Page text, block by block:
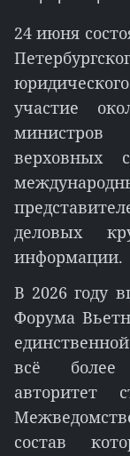
24 июня
участие
министров
верховных
деловых
информации.
В 2026 году
Форума
всё более
авторитет
состав